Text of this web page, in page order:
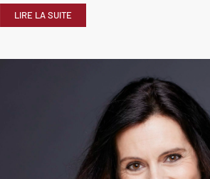
LIRE LA SUITE